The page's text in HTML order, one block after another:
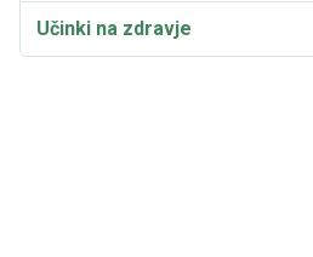
Učinki na zdravje